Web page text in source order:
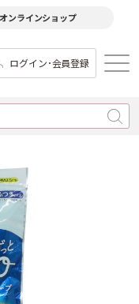
オンラインショップ
ログイン･会員登録